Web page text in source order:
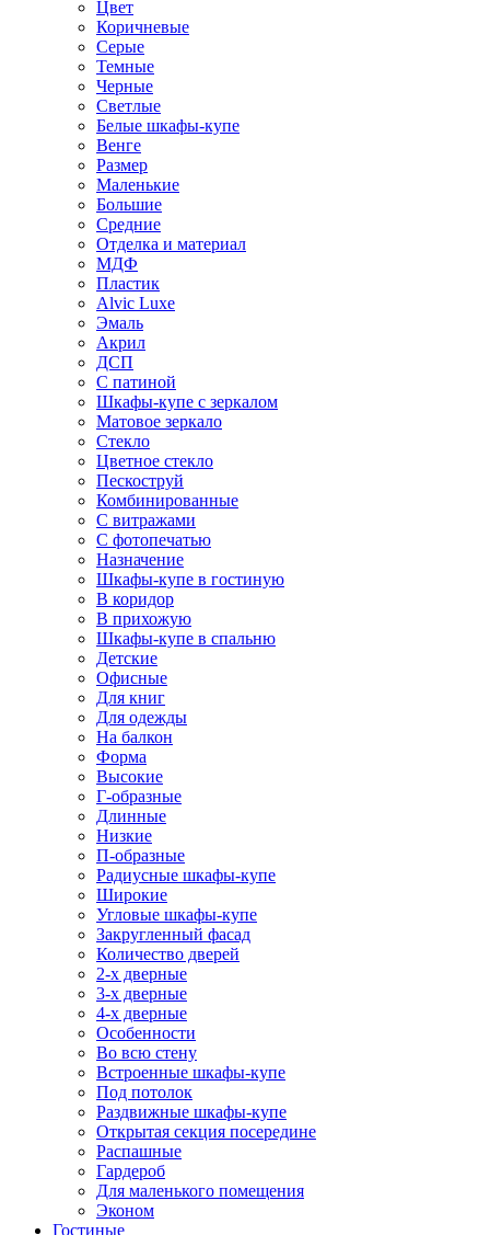
Цвет
Коричневые
Серые
Темные
Черные
Светлые
Белые шкафы-купе
Венге
Размер
Маленькие
Большие
Средние
Отделка и материал
МДФ
Пластик
Alvic Luxe
Эмаль
Акрил
ДСП
С патиной
Шкафы-купе с зеркалом
Матовое зеркало
Стекло
Цветное стекло
Пескоструй
Комбинированные
С витражами
С фотопечатью
Назначение
Шкафы-купе в гостиную
В коридор
В прихожую
Шкафы-купе в спальню
Детские
Офисные
Для книг
Для одежды
На балкон
Форма
Высокие
Г-образные
Длинные
Низкие
П-образные
Радиусные шкафы-купе
Широкие
Угловые шкафы-купе
Закругленный фасад
Количество дверей
2-х дверные
3-х дверные
4-х дверные
Особенности
Во всю стену
Встроенные шкафы-купе
Под потолок
Раздвижные шкафы-купе
Открытая секция посередине
Распашные
Гардероб
Для маленького помещения
Эконом
Гостиные